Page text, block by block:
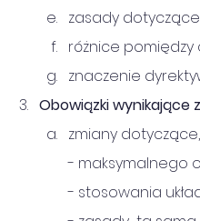
zasady
różnice pomiędzy
znaczenie
Obowiązki wynikające
zmiany dotyczące,
- maksymalnego
- stosowania